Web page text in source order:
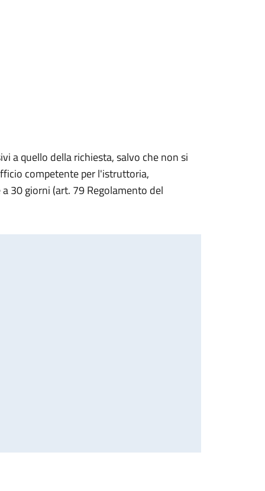
a quello della richiesta, salvo che non si
competente per l'istruttoria,
30 giorni (art. 79 Regolamento del